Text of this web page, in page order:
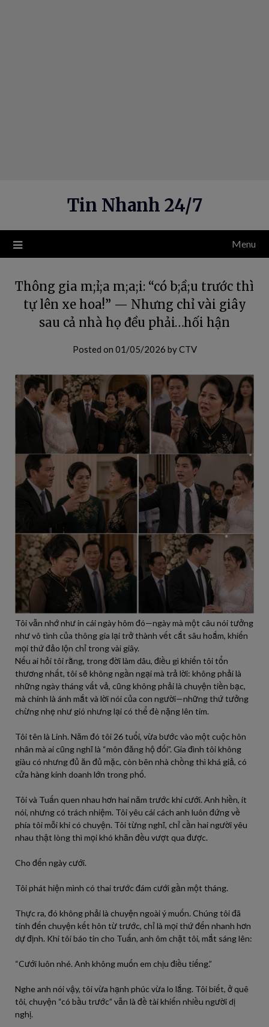
Tin Nhanh 24/7
Menu
Thông gia m;ỉ;a m;a;i: “có b;ầ;u trước thì
tự lên xe hoa!” — Nhưng chỉ vài giây
sau cả nhà họ đều phải…hối hận
Posted on 01/05/2026 byCTV
Tôi vẫn nhớ như in cái ngày hôm đó—ngày mà một câu nói tưởng
như vô tình của thông gia lại trở thành vết cắt sâu hoắm, khiến
mọi thứ đảo lộn chỉ trong vài giây.
Nếu ai hỏi tôi rằng, trong đời làm dâu, điều gì khiến tôi tổn
thương nhất, tôi sẽ không ngần ngại mà trả lời: không phải là
những ngày tháng vất vả, cũng không phải là chuyện tiền bạc,
mà chính là ánh mắt và lời nói của con người—những thứ tưởng
chừng nhẹ như gió nhưng lại có thể đè nặng lên tim.
Tôi tên là Linh. Năm đó tôi 26 tuổi, vừa bước vào một cuộc hôn
nhân mà ai cũng nghĩ là “môn đăng hộ đối”. Gia đình tôi không
giàu có nhưng đủ ăn đủ mặc, còn bên nhà chồng thì khá giả, có
cửa hàng kinh doanh lớn trong phố.
Tôi và Tuấn quen nhau hơn hai năm trước khi cưới. Anh hiền, ít
nói, nhưng có trách nhiệm. Tôi yêu cái cách anh luôn đứng về
phía tôi mỗi khi có chuyện. Tôi từng nghĩ, chỉ cần hai người yêu
nhau thật lòng thì mọi khó khăn đều vượt qua được.
Cho đến ngày cưới.
Tôi phát hiện mình có thai trước đám cưới gần một tháng.
Thực ra, đó không phải là chuyện ngoài ý muốn. Chúng tôi đã
tính đến chuyện kết hôn từ trước, chỉ là mọi thứ đến nhanh hơn
dự định. Khi tôi báo tin cho Tuấn, anh ôm chặt tôi, mắt sáng lên:
“Cưới luôn nhé. Anh không muốn em chịu điều tiếng.”
Nghe anh nói vậy, tôi vừa hạnh phúc vừa lo lắng. Tôi biết, ở quê
tôi, chuyện “có bầu trước” vẫn là đề tài khiến nhiều người dị
nghị.